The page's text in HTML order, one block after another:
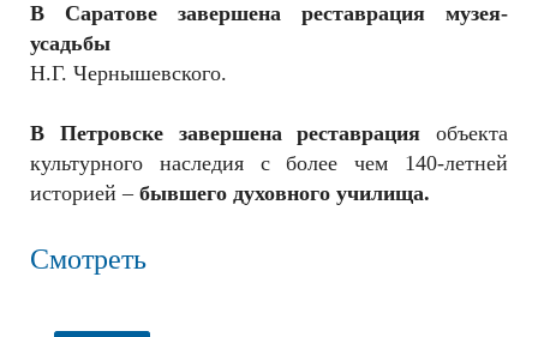
В Саратове завершена реставрация
музея-
усадьбы
Н.Г. Чернышевского.
В Петровске завершена реставрация объекта
культурного наследия с более чем 140-летней
историей – бывшего духовного училища.
Смотреть